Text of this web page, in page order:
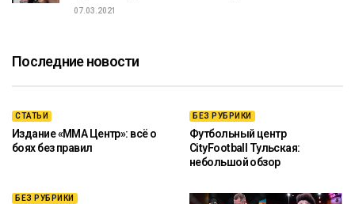
07.03.2021
Последние новости
СТАТЬИ
Издание «ММА Центр»: всё о
боях без правил
БЕЗ РУБРИКИ
Футбольный центр
CityFootball Тульская:
небольшой обзор
БЕЗ РУБРИКИ